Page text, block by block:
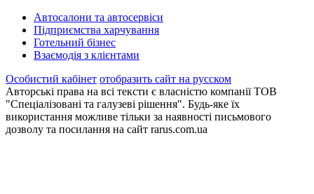
Автосалони та автосервіси
Підприємства харчування
Готельний бізнес
Взаємодія з клієнтами
Особистий кабінет отобразить сайт на русском
Авторські права на всі тексти є власністю компанії ТОВ
"Спеціалізовані та галузеві рішення". Будь-яке їх
використання можливе тільки за наявності письмового
дозволу та посилання на сайт rarus.com.ua